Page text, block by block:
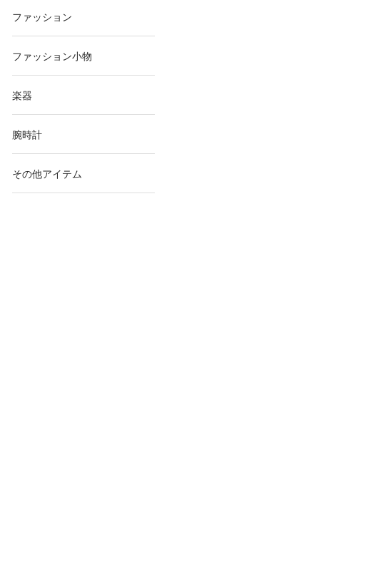
ファッション
ファッション小物
楽器
腕時計
その他アイテム